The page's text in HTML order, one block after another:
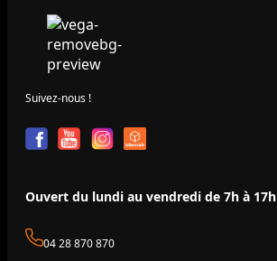
Suivez-nous !
Ouvert du lundi au vendredi de 7h à 17h
04 28 870 870